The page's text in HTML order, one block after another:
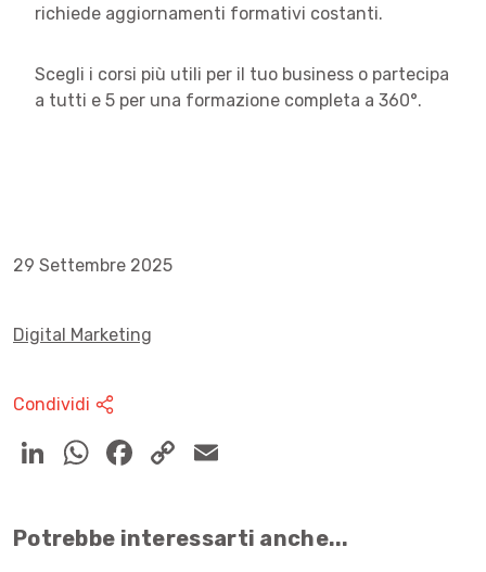
29 Settembre 2025
Digital Marketing
Condividi
richiede aggiornamenti formativi costanti.
Scegli i corsi più utili per il tuo business o partecipa
a tutti e 5 per una formazione completa a 360°.
Potrebbe interessarti anche...